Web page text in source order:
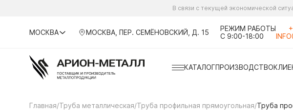
В связи с текущей экономической
МОСКВА МОСКВА, ПЕР. СЕМЁНОВСКИЙ, Д. 15
РЕЖИМ РАБОТЫ
С 9:00-18:00
КАТАЛОГПРОИЗВОДСТВО
Главная/Труба металлическая/Труба профильная прямоугольная/Труба